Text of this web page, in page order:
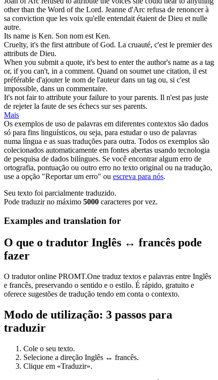
other than the Word of the Lord. Jeanne d'Arc refusa de renoncer à
sa conviction que les voix qu'elle entendait étaient de Dieu et nulle
autre.
Its name is Ken. Son nom est Ken.
Cruelty, it's the first attribute of God. La cruauté, c'est le premier des
attributs de Dieu.
When you submit a quote, it's best to enter the author's name as a tag
or, if you can't, in a comment. Quand on soumet une citation, il est
préférable d'ajouter le nom de l'auteur dans un tag ou, si c'est
impossible, dans un commentaire.
It's not fair to attribute your failure to your parents. Il n'est pas juste
de rejeter la faute de ses échecs sur ses parents.
Mais
Os exemplos de uso de palavras em diferentes contextos são dados
só para fins linguísticos, ou seja, para estudar o uso de palavras
numa língua e as suas traduções para outra. Todos os exemplos são
colecionados automaticamente em fontes abertas usando tecnologia
de pesquisa de dados bilíngues. Se você encontrar algum erro de
ortografia, pontuação ou outro erro no texto original ou na tradução,
use a opção "Reportar um erro" ou escreva para nós.
Seu texto foi parcialmente traduzido.
Pode traduzir no máximo 5000 caracteres por vez.
Examples and translation for
O que o tradutor Inglês ↔ francês pode
fazer
O tradutor online PROMT.One traduz textos e palavras entre Inglês
e francês, preservando o sentido e o estilo. É rápido, gratuito e
oferece sugestões de tradução tendo em conta o contexto.
Modo de utilização: 3 passos para
traduzir
Cole o seu texto.
Selecione a direção Inglês ↔ francês.
Clique em «Traduzir».